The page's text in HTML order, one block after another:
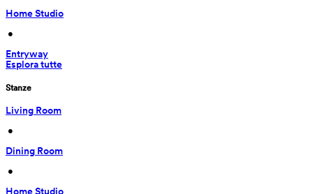
Home Studio
•
Entryway
Esplora tutte
Stanze
Living Room
•
Dining Room
•
Home Studio